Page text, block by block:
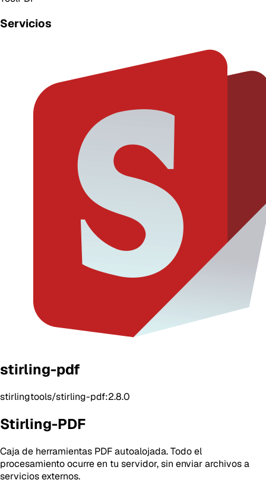
Servicios
stirling-pdf
stirlingtools/stirling-pdf:2.8.0
Stirling-PDF
Caja de herramientas PDF autoalojada. Todo el
procesamiento ocurre en tu servidor, sin enviar archivos a
servicios externos.